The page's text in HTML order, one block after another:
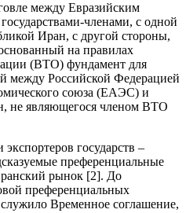
между Евразийским
членами, с одной
Иран, с другой стороны,
на правилах
(ВТО) фундамент для
между Российской Федерацией
союза (ЕАЭС) и
не являющегося членом ВТО
государств –
преференциальные
рынок [2]. До
преференциальных
Временное соглашение,